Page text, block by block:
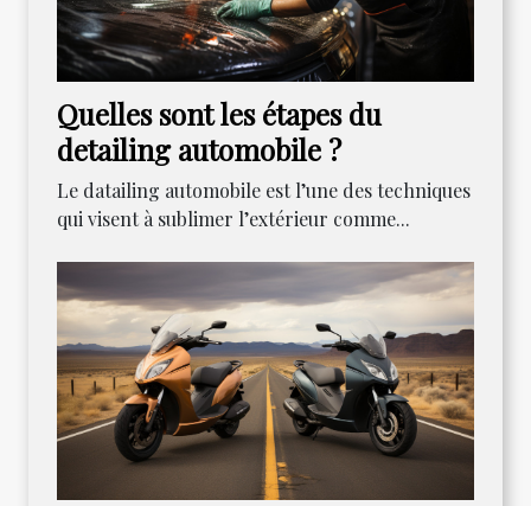
Quelles sont les étapes du
detailing automobile ?
Le datailing automobile est l’une des techniques
qui visent à sublimer l’extérieur comme...